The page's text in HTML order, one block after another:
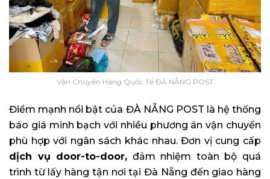
Vận Chuyển Hàng Quốc Tế ĐÀ NẴNG POST
Điểm mạnh nổi bật của ĐÀ NẴNG POST là hệ thống
báo giá minh bạch với nhiều phương án vận chuyển
phù hợp với ngân sách khác nhau. Đơn vị cung cấp
dịch vụ door-to-door, đảm nhiệm toàn bộ quá
trình từ lấy hàng tận nơi tại Đà Nẵng đến giao hàng